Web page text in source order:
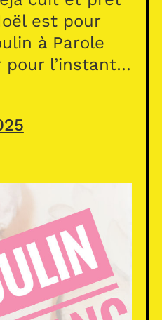
est pour
à Parole
pour l’instant…